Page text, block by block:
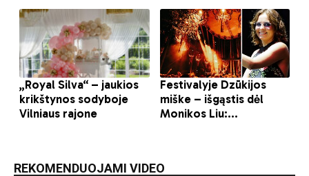
REKOMENDUOJAMI VIDEO